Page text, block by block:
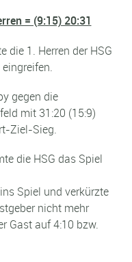
= (9:15) 20:31
die 1. Herren der HSG
gegen die
mit 31:20 (15:9)
Ziel-Sieg.
die HSG das Spiel
Spiel und verkürzte
nicht mehr
Gast auf 4:10 bzw.